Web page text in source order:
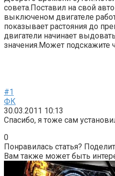
совета.Поставил на свой
выключеном двигателе
показывает растояния до
двигатели начинает
значения.Может подскажите
#1
ФК
30.03.2011 10:13
Спасибо, я тоже сам
0
Понравилась статья?
Вам также может быть